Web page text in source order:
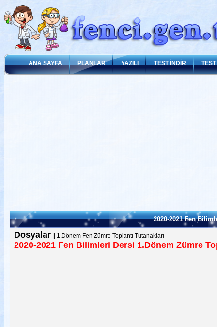
ANA SAYFA PLANLAR YAZILI TEST İNDİR
2020-2021 Fen
Dosyalar|| 1.Dönem Fen Zümre Toplantı Tutanakları
2020-2021 Fen Bilimleri Dersi 1.Dönem Zümre